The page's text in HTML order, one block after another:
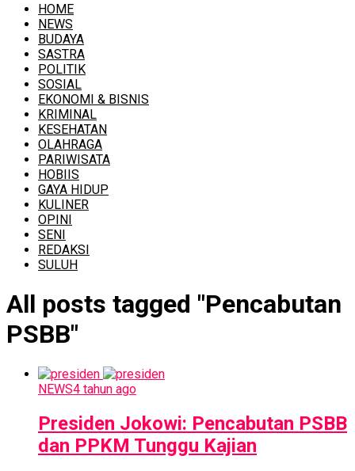
HOME
NEWS
BUDAYA
SASTRA
POLITIK
SOSIAL
EKONOMI & BISNIS
KRIMINAL
KESEHATAN
OLAHRAGA
PARIWISATA
HOBIIS
GAYA HIDUP
KULINER
OPINI
SENI
REDAKSI
SULUH
All posts tagged "Pencabutan
PSBB"
NEWS4 tahun ago
Presiden Jokowi: Pencabutan PSBB
dan PPKM Tunggu Kajian